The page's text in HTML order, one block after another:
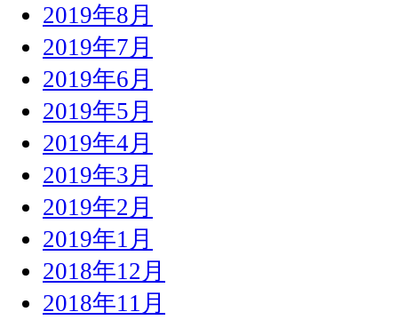
2019年8月
2019年7月
2019年6月
2019年5月
2019年4月
2019年3月
2019年2月
2019年1月
2018年12月
2018年11月